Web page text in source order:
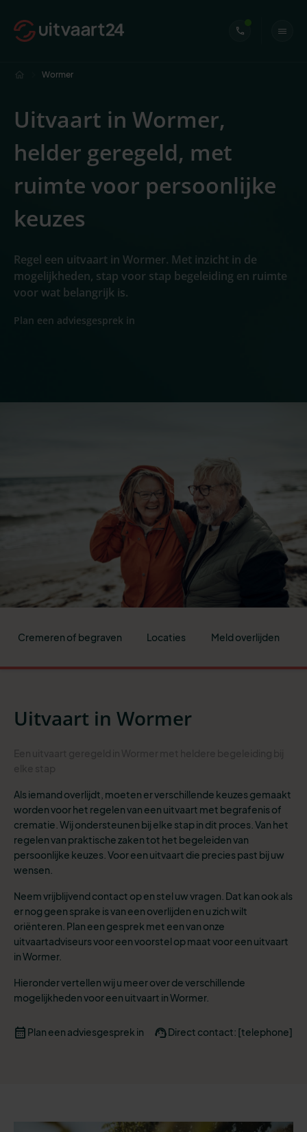
Wormer
Uitvaart in Wormer,
helder geregeld, met
ruimte voor persoonlijke
keuzes
Regel een uitvaart in Wormer. Met inzicht in de
mogelijkheden, stap voor stap begeleiding en ruimte
voor wat belangrijk is.
Plan een adviesgesprek in
Cremeren of begraven Locaties Meld overlijden
Uitvaart in Wormer
Als iemand overlijdt, moeten er verschillende keuzes gemaakt
worden voor het regelen van een uitvaart met begrafenis of
crematie. Wij ondersteunen bij elke stap in dit proces. Van het
regelen van praktische zaken tot het begeleiden van
persoonlijke keuzes. Voor een uitvaart die precies past bij uw
wensen.
Neem vrijblijvend contact op en stel uw vragen. Dat kan ook als
er nog geen sprake is van een overlijden en u zich wilt
oriënteren. Plan een gesprek met een van onze
uitvaartadviseurs voor een voorstel op maat voor een uitvaart
in Wormer.
Hieronder vertellen wij u meer over de verschillende
mogelijkheden voor een uitvaart in Wormer.
Plan een adviesgesprek in Direct contact: [telephone]